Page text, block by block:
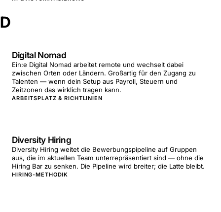
D
Digital Nomad
Ein:e Digital Nomad arbeitet remote und wechselt dabei
zwischen Orten oder Ländern. Großartig für den Zugang zu
Talenten — wenn dein Setup aus Payroll, Steuern und
Zeitzonen das wirklich tragen kann.
ARBEITSPLATZ & RICHTLINIEN
Diversity Hiring
Diversity Hiring weitet die Bewerbungspipeline auf Gruppen
aus, die im aktuellen Team unterrepräsentiert sind — ohne die
Hiring Bar zu senken. Die Pipeline wird breiter; die Latte bleibt.
HIRING-METHODIK